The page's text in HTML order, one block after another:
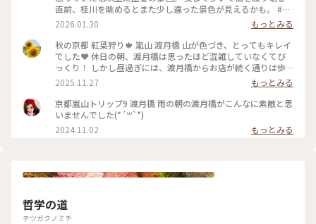
直前、桂川を眺めるとまた少し違った景色が見えるかも。 #渡
月橋 #嵐山 #京都旅行 #嵐電 #京都観光
2026.01.30
もっとみる
秋の京都 紅葉狩り🍁 嵐山 渡月橋 山が色づき、とってもキレイ
でした❤️ 休日の朝、渡月橋は思ったほど混雑していなくてび
っくり！ しかし昼過ぎには、渡月橋からお店が続く通りは歩
行者天国になり多くの人でごったがえし、ボート乗り場では長
蛇の列で60分待ちになってました😳 2025.11.23 #渡月橋 #紅
葉 #嵐山 #京都 #ことりっぷ #秋の装い
2025.11.27
もっとみる
京都嵐山トリップ9 渡月橋 雨の朝の渡月橋がこんなに素敵と思
いませんでした(*´꒳`*)
2024.11.02
もっとみる
哲学の道
テツガクノミチ